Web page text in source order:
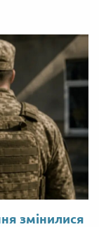
змінилися